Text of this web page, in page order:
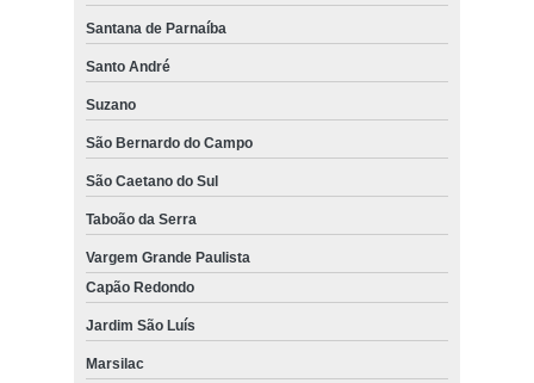
Santana de Parnaíba
Santo André
Suzano
São Bernardo do Campo
São Caetano do Sul
Taboão da Serra
Vargem Grande Paulista
Capão Redondo
Jardim São Luís
Marsilac